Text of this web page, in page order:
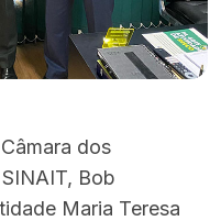
dos
Bob
Maria Teresa